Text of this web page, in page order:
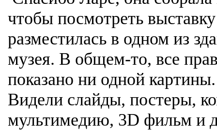
чтобы посмотреть
разместилась в одном из
музея. В общем-то, все
показано ни одной картины.
Видели слайды, постеры,
мультимедию, 3D фильм и